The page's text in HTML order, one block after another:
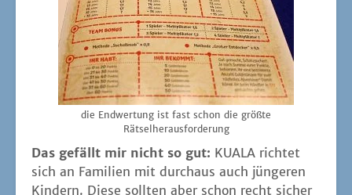
die End­wer­tung ist fast schon die größ­te
Rätselherausforderung
Das gefällt mir nicht so gut: KUALA rich­tet
sich an Fami­li­en mit durch­aus auch jün­ge­ren
Kin­dern. Die­se soll­ten aber schon recht sicher